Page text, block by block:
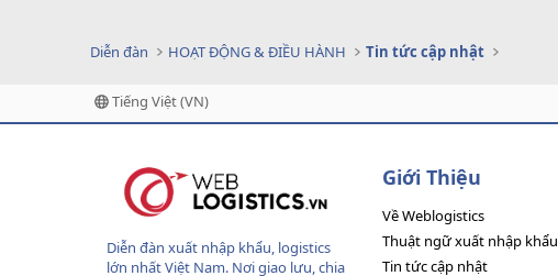
Diễn đàn HOẠT ĐỘNG & ĐIỀU HÀNH Tin tức cập nhật
Tiếng Việt (VN)
Diễn đàn xuất nhập khẩu, logistics
lớn nhất Việt Nam. Nơi giao lưu, chia
Giới Thiệu
Về Weblogistics
Thuật ngữ xuất nhập khẩu
Tin tức cập nhật